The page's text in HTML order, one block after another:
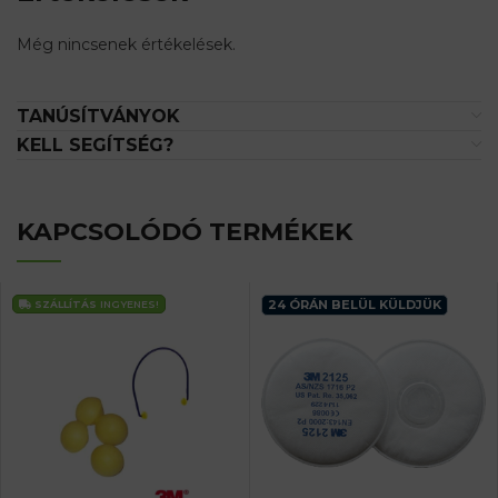
Még nincsenek értékelések.
TANÚSÍTVÁNYOK
KELL SEGÍTSÉG?
KAPCSOLÓDÓ TERMÉKEK
SZÁLLÍTÁS INGYENES! 24 ÓRÁN BELÜL KÜLDJÜK